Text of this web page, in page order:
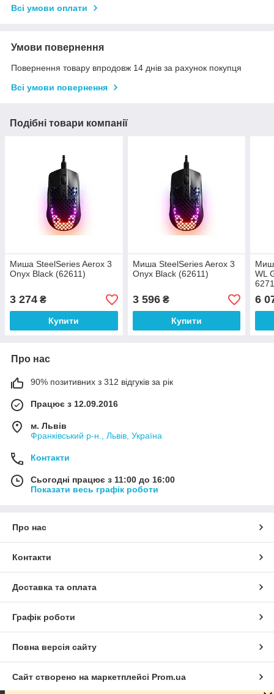
Всі умови оплати
Умови повернення
Повернення товару впродовж 14 днів за рахунок покупця
Всі умови повернення
Подібні товари компанії
Миша SteelSeries Aerox 3
Onyx Black (62611)
3 274 ₴
Купити
Миша SteelSeries Aerox 3
Onyx Black (62611)
3 596₴
Купити
WL
6
Про нас
90% позитивних з 312 відгуків за рік
Працює з 12.09.2016
м. Львів
Франківський р-н., Львів, Україна
Контакти
Сьогодні працює з 11:00 до 16:00
Показати весь графік роботи
Про нас
Контакти
Доставка та оплата
Графік роботи
Повна версія сайту
Сайт створено на маркетплейсі Prom.ua